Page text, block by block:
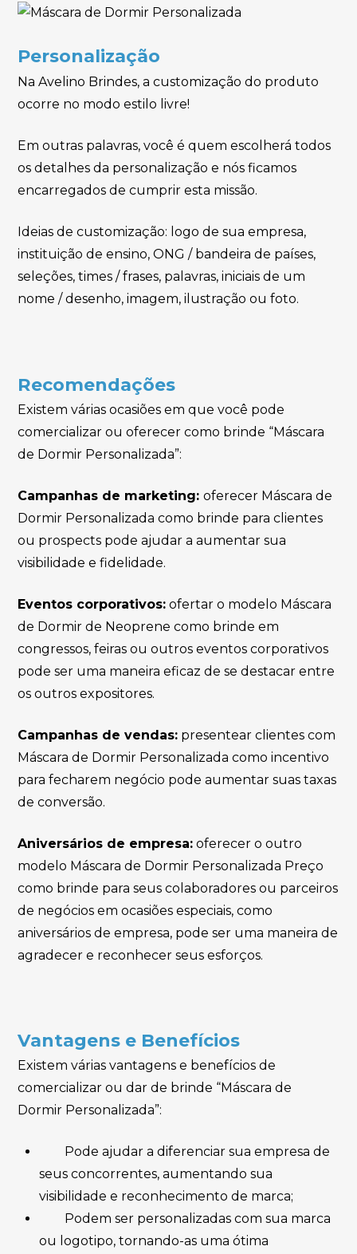
Personalização
Na Avelino Brindes, a customização do produto
ocorre no modo estilo livre!
Em outras palavras, você é quem escolherá todos
os detalhes da personalização e nós ficamos
encarregados de cumprir esta missão.
Ideias de customização: logo de sua empresa,
instituição de ensino, ONG / bandeira de países,
seleções, times / frases, palavras, iniciais de um
nome / desenho, imagem, ilustração ou foto.
Recomendações
Existem várias ocasiões em que você pode
comercializar ou oferecer como brinde “Máscara
de Dormir Personalizada”:
Campanhas de marketing:oferecer Máscara de
Dormir Personalizada como brinde para clientes
ou prospects pode ajudar a aumentar sua
visibilidade e fidelidade.
Eventos corporativos: ofertar o modelo Máscara
de Dormir de Neoprene como brinde em
congressos, feiras ou outros eventos corporativos
pode ser uma maneira eficaz de se destacar entre
os outros expositores.
Campanhas de vendas: presentear clientes com
Máscara de Dormir Personalizada como incentivo
para fecharem negócio pode aumentar suas taxas
de conversão.
Aniversários de empresa: oferecer o outro
modelo Máscara de Dormir Personalizada Preço
como brinde para seus colaboradores ou parceiros
de negócios em ocasiões especiais, como
aniversários de empresa, pode ser uma maneira de
agradecer e reconhecer seus esforços.
Vantagens e Benefícios
Existem várias vantagens e benefícios de
comercializar ou dar de brinde “Máscara de
Dormir Personalizada”:
Pode ajudar a diferenciar sua empresa de
seus concorrentes, aumentando sua
visibilidade e reconhecimento de marca;
Podem ser personalizadas com sua marca
ou logotipo, tornando-as uma ótima